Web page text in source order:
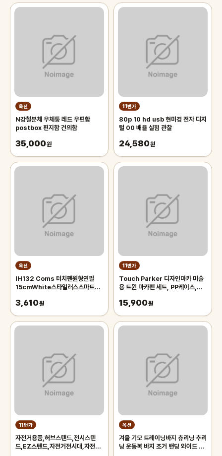
옥션
N강철분체 우체통 레드 우편함
postbox 편지함 건의함
35,000원
11번가
80p 10 hd usb 현미경 전자 디지
털 00 배율 실험 관찰
24,580원
옥션
IH132 Coms 터치펜원형연필
15cmWhite스타일러스스마트폰
3,610원
11번가
Touch Parker 디자인마카 미술
용 트윈 마카펜 세트, PP케이스,
15,900원
11번가
자전거용품,허브스텐드,전시스텐
드,EZ스텐드,자전거전시대,자전거
옥션
겨울 기모 트레이닝바지 츄리닝 추리
닝 운동복 바지 조거 밴딩 와이드 팬